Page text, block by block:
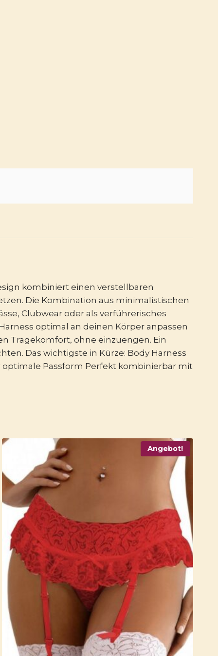
kombiniert einen verstellbaren
Die Kombination aus minimalistischen
Clubwear oder als verführerisches
optimal an deinen Körper anpassen
Tragekomfort, ohne einzuengen. Ein
Das wichtigste in Kürze: Body Harness
Passform Perfekt kombinierbar mit
Angebot!